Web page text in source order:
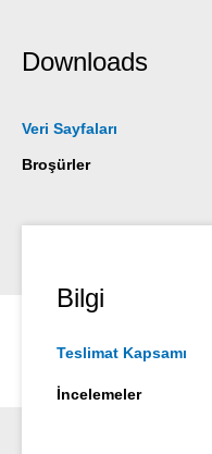
Downloads
Veri Sayfaları
Broşürler
Bilgi
Teslimat Kapsamı
İncelemeler